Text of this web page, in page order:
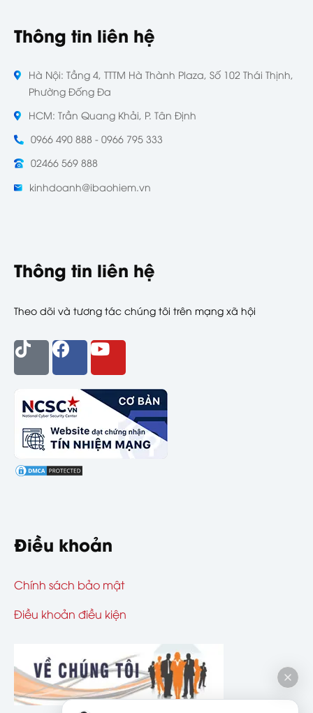
Thông tin liên hệ
Hà Nội: Tầng 4, TTTM Hà Thành Plaza, Số 102 Thái Thịnh,
Phường Đống Đa
HCM: Trần Quang Khải, P. Tân Định
0966 490 888 - 0966 795 333
02466 569 888
kinhdoanh@ibaohiem.vn
Thông tin liên hệ
Theo dõi và tương tác chúng tôi trên mạng xã hội
Điều khoản
Chính sách bảo mật
Điều khoản điều kiện